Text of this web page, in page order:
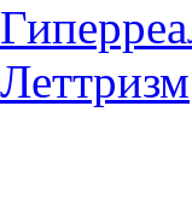
Леттризм